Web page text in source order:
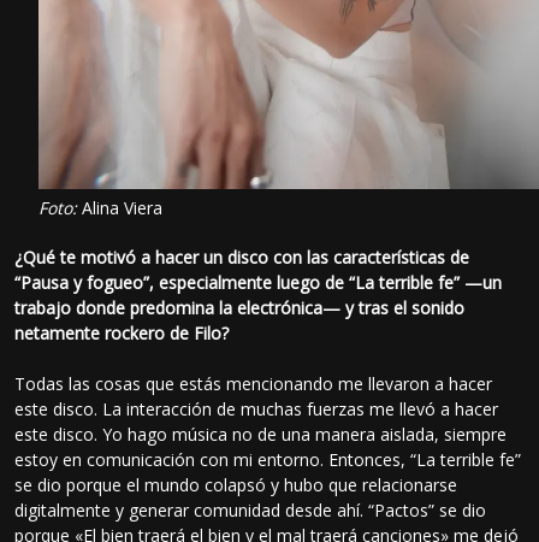
Foto:Alina Viera
¿Qué te motivó a hacer un disco con las características de
“Pausa y fogueo”, especialmente luego de “La terrible fe” —un
trabajo donde predomina la electrónica— y tras el sonido
netamente rockero de Filo?
Todas las cosas que estás mencionando me llevaron a hacer
este disco. La interacción de muchas fuerzas me llevó a hacer
este disco. Yo hago música no de una manera aislada, siempre
estoy en comunicación con mi entorno. Entonces, “La terrible fe”
se dio porque el mundo colapsó y hubo que relacionarse
digitalmente y generar comunidad desde ahí. “Pactos” se dio
porque «El bien traerá el bien y el mal traerá canciones» me dejó